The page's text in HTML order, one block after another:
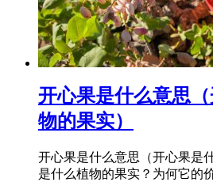
开心果是什么意思
物的果实）
开心果是什么意思（开心果是
是什么植物的果实？为何它的